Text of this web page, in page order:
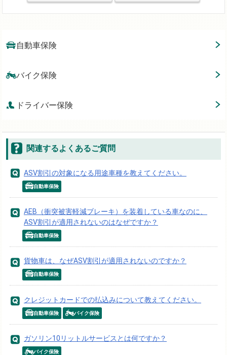
自動車保険
バイク保険
ドライバー保険
関連するよくあるご質問
ASV割引の対象になる用途車種を教えてください。
自動車保険
AEB（衝突被害軽減ブレーキ）を装着している車なのに、
ASV割引が適用されないのはなぜですか？
自動車保険
貨物車は、なぜASV割引が適用されないのですか？
自動車保険
クレジットカードでの払込みについて教えてください。
自動車保険 バイク保険
ガソリン10リットルサービスとは何ですか？
バイク保険